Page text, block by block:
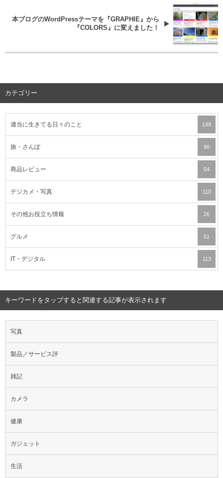
本ブログのWordPressテーマを『GRAPHIE』から
『COLORS』に変えました！
カテゴリー
適当に生きてる日々のこと 148
旅・さんぽ 96
商品レビュー 54
デジカメ・写真 110
その他お役立ち情報 26
グルメ 51
IT・デジタル 113
キーワードをタップすると関連する記事が表示されます
写真
製品／サービス評
雑記
カメラ
健康
ガジェット
生活